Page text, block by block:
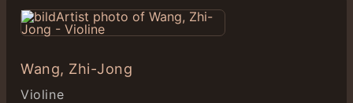
Wang, Zhi-Jong
Violine